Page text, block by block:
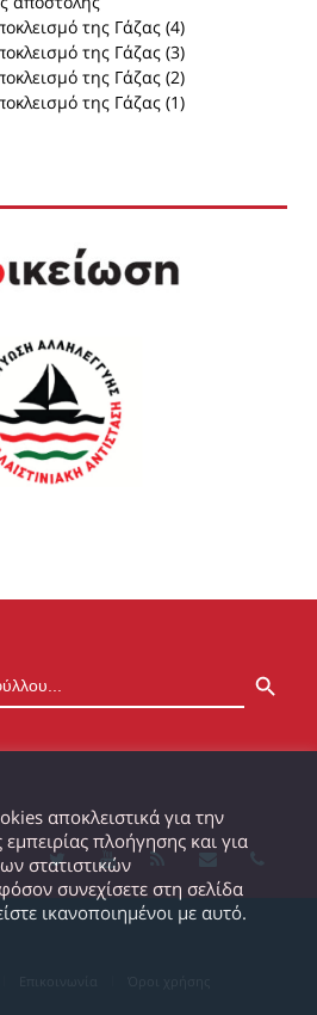
της Γάζας (4)
της Γάζας (3)
της Γάζας (2)
της Γάζας (1)
αποκλειστικά για την
πλοήγησης και για
στατιστικών
συνεχίσετε στη σελίδα
ικανοποιημένοι με αυτό.